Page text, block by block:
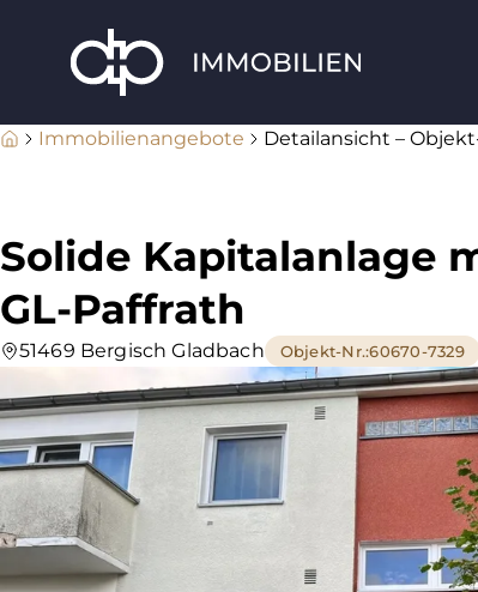
Immobilienangebote Detailansicht –
Solide Kapitalanlage
GL-Paffrath
51469 Bergisch Gladbach Objekt-Nr.:60670-7329